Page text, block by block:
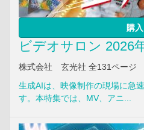
購入
ビデオサロン 2026
株式会社 玄光社 全131ページ
生成AIは、映像制作の現場に急
す。本特集では、MV、アニ...